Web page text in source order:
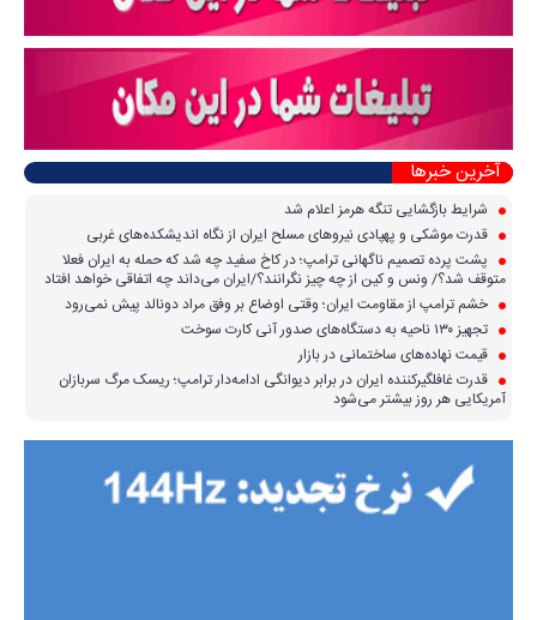
آخرین خبرها
شرایط بازگشایی تنگه هرمز اعلام شد
قدرت موشکی و پهپادی نیرو‌های مسلح ایران از نگاه اندیشکده‌های غربی
پشت پرده تصمیم ناگهانی ترامپ؛ در کاخ سفید چه شد که حمله به ایران فعلا
متوقف شد؟/ ونس و کین از چه چیز نگرانند؟/ایران می‌داند چه اتفاقی خواهد افتاد
خشم ترامپ از مقاومت ایران؛ وقتی اوضاع بر وفق مراد دونالد پیش نمی‌رود
تجهیز ۱۳۰ ناحیه به دستگاه‌های صدور آنی کارت سوخت
قیمت نهاده‌های ساختمانی در بازار
قدرت غافلگیرکننده ایران در برابر دیوانگی ادامه‌دار ترامپ؛ ریسک مرگ سربازان
آمریکایی هر روز بیشتر می‌شود